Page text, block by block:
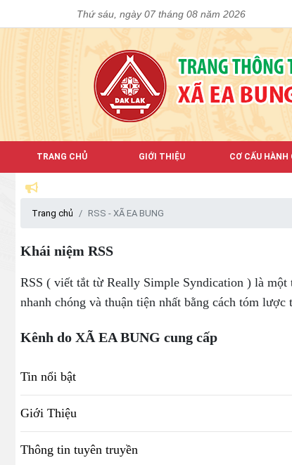
Thứ sáu, ngày 07 tháng 08 năm 2026
TRANG CHỦ GIỚI THIỆU CƠ CẤU HÀNH
Trang chủ RSS - XÃ EA BUNG
Khái niệm RSS
RSS ( viết tắt từ Really Simple Syndication ) là
nhanh chóng và thuận tiện nhất bằng cách tóm
Kênh do XÃ EA BUNG cung cấp
Tin nổi bật
Giới Thiệu
Thông tin tuyên truyền